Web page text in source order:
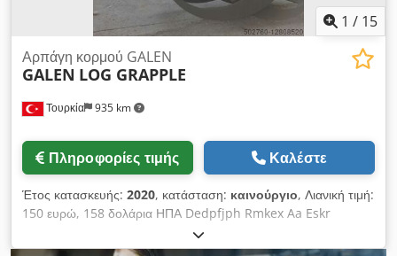
1 / 15
Τουρκία 935 km
Αρπάγη κορμού GALEN
GALEN LOG GRAPPLE
Πληροφορίες τιμής Καλέστε
Έτος κατασκευής: 2020, κατάσταση: καινούργιο, Λιανική τιμή:
150 ευρώ, 158 δολάρια ΗΠΑ Dedpfjph Rmkex Aa Eskr